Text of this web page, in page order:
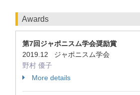
Awards
第7回ジャポニスム学会奨励賞
2019.12 ジャポニスム学会
野村 優子
More details